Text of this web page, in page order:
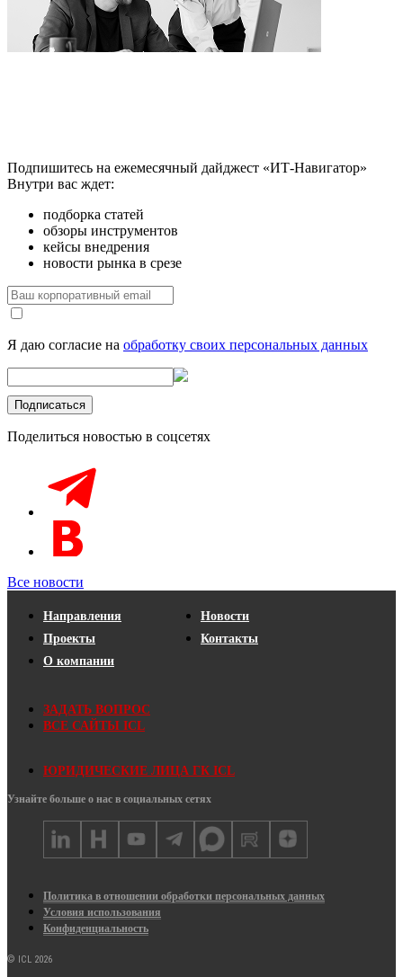
Подпишитесь на ежемесячный дайджест «ИТ-Навигатор»
Внутри вас ждет:
подборка статей
обзоры инструментов
кейсы внедрения
новости рынка в срезе
Я даю согласие на обработку своих персональных данных
Поделиться новостью в соцсетях
Все новости
Направления
Проекты
О компании
Новости
Контакты
ЗАДАТЬ ВОПРОС
ВСЕ САЙТЫ ICL
ЮРИДИЧЕСКИЕ ЛИЦА ГК ICL
Узнайте больше о нас в социальных сетях
Политика в отношении обработки персональных данных
Условия использования
Конфиденциальность
© ICL 2026